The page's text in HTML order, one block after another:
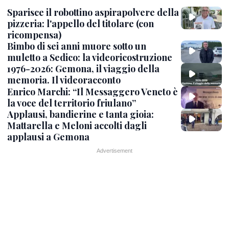
Sparisce il robottino aspirapolvere della
pizzeria: l'appello del titolare (con
ricompensa)
Bimbo di sei anni muore sotto un
muletto a Sedico: la videoricostruzione
1976-2026: Gemona, il viaggio della
memoria. Il videoracconto
Enrico Marchi: “Il Messaggero Veneto è
la voce del territorio friulano”
Applausi, bandierine e tanta gioia:
Mattarella e Meloni accolti dagli
applausi a Gemona